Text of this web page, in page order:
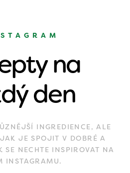
na
den
INGREDIENCE, ALE
JE SPOJIT V DOBRÉ A
SE NECHTE INSPIROVAT NA
INSTAGRAMU.